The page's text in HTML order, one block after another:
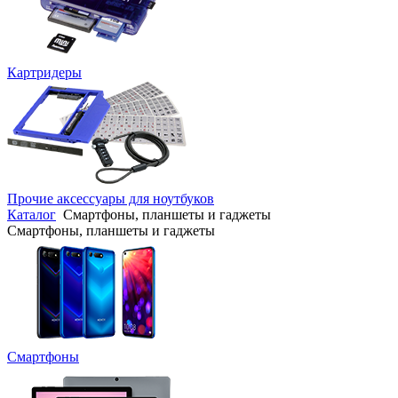
Картридеры
Прочие аксессуары для ноутбуков
Каталог Смартфоны, планшеты и гаджеты
Смартфоны, планшеты и гаджеты
Смартфоны